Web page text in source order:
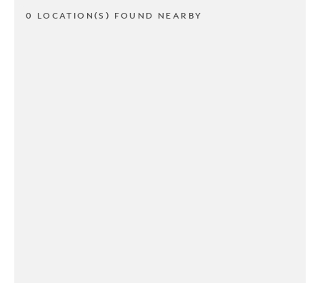
0 LOCATION(S) FOUND NEARBY